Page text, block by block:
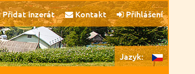
Přidat inzerát Kontakt Přihlášení
Jazyk: